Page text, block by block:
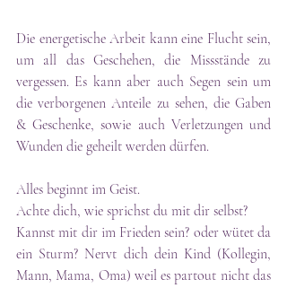
Die energetische Arbeit kann eine Flucht sein,
um all das Geschehen, die Missstände zu
vergessen. Es kann aber auch Segen sein um
die verborgenen Anteile zu sehen, die Gaben
& Geschenke, sowie auch Verletzungen und
Wunden die geheilt werden dürfen.
Alles beginnt im Geist.
Achte dich, wie sprichst du mit dir selbst?
Kannst mit dir im Frieden sein? oder wütet da
ein Sturm? Nervt dich dein Kind (Kollegin,
Mann, Mama, Oma) weil es partout nicht das